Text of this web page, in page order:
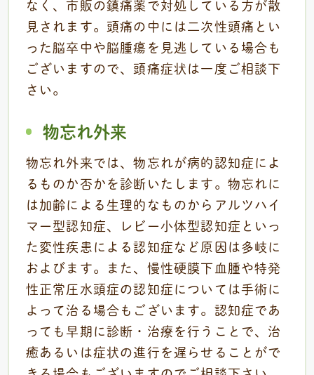
なく、市販の鎮痛薬で対処している方が散
見されます。頭痛の中には二次性頭痛とい
った脳卒中や脳腫瘍を見逃している場合も
ございますので、頭痛症状は一度ご相談下
さい。
物忘れ外来
物忘れ外来では、物忘れが病的認知症によ
るものか否かを診断いたします。物忘れに
は加齢による生理的なものからアルツハイ
マー型認知症、レビー小体型認知症といっ
た変性疾患による認知症など原因は多岐に
およびます。また、慢性硬膜下血腫や特発
性正常圧水頭症の認知症については手術に
よって治る場合もございます。認知症であ
っても早期に診断・治療を行うことで、治
癒あるいは症状の進行を遅らせることがで